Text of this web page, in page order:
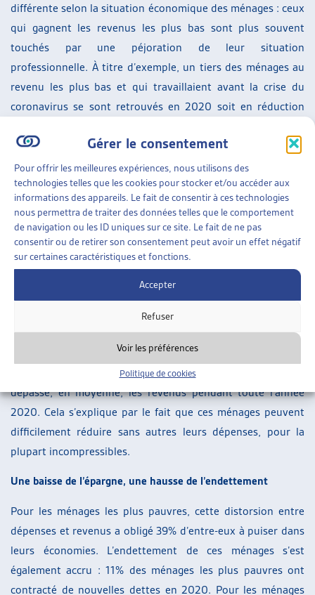
Gérer le consentement
Pour offrir les meilleures expériences, nous utilisons des
technologies telles que les cookies pour stocker et/ou accéder aux
informations des appareils. Le fait de consentir à ces technologies
nous permettra de traiter des données telles que le comportement
de navigation ou les ID uniques sur ce site. Le fait de ne pas
consentir ou de retirer son consentement peut avoir un effet négatif
sur certaines caractéristiques et fonctions.
Accepter
Refuser
Voir les préférences
Politique de cookies
différente selon la situation économique des ménages : ceux
qui gagnent les revenus les plus bas sont plus souvent
touchés par une péjoration de leur situation
professionnelle. À titre d’exemple, un tiers des ménages au
revenu les plus bas et qui travaillaient avant la crise du
coronavirus se sont retrouvés en 2020 soit en réduction
de revenu de 16’000 et plus, ils sont un sixième à se
retrouver dans cette situation.
Des dépenses incompressibles qui dépassent les revenus
L’étude du KOF se penche aussi sur l’évolution des dépenses
des ménages. Tout d’abord, 50% des ménages indiquent
n’avoir pas moins dépensé que d’habitude. Cela n’empêche
pas une disparité dans les comportements des différents
ménages : les ménages aux revenus les plus bas ont
dépensé en moyenne 12% de moins et ceux aux revenus les
plus haut 16% de moins.
Pour les ménages les plus défavorisés, les dépenses ont
dépassé, en moyenne, les revenus pendant toute l’année
2020. Cela s’explique par le fait que ces ménages peuvent
difficilement réduire sans autres leurs dépenses, pour la
plupart incompressibles.
Une baisse de l’épargne, une hausse de l’endettement
Pour les ménages les plus pauvres, cette distorsion entre
dépenses et revenus a obligé 39% d’entre-eux à puiser dans
leurs économies. L’endettement de ces ménages s’est
également accru : 11% des ménages les plus pauvres ont
contracté de nouvelles dettes en 2020. Pour les ménages